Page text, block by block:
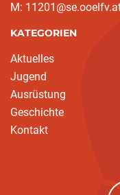
M:
KATEGORIEN
Aktuelles
Jugend
Ausrüstung
Geschichte
Kontakt